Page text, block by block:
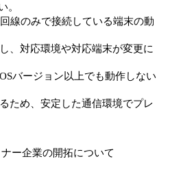
。
線のみで接続している端末の動
、対応環境や対応端末が変更に
バージョン以上でも動作しない
ため、安定した通信環境でプレ
ー企業の開拓について